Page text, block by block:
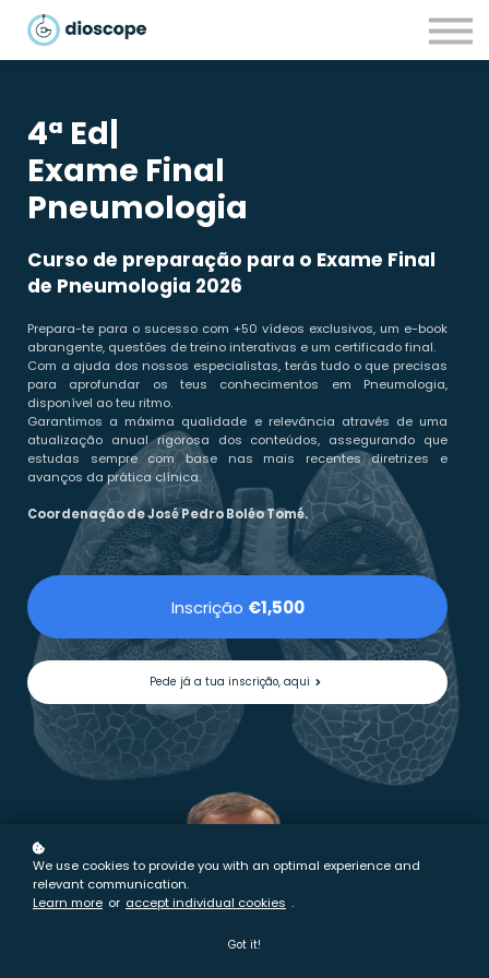
Parcerias
4ª E|
Exame Final
Pneumologia
Curso de preparação para o Exame Final
de Pneumologia 2026
Prepara-te para o sucesso com +50 vídeos exclusivos, um e-book
abrangente, questões de treino interativas e um certificado final.
Com a ajuda dos nossos especialistas, terás tudo o que precisas
para aprofundar os teus conhecimentos em Pneumologia,
disponível ao teu ritmo.
Garantimos a máxima qualidade e relevância através de uma
atualização anual rigorosa dos conteúdos, assegurando que
estudas sempre com base nas mais recentes diretrizes e
avanços da prática clínica.
Coordenação de José Pedro Boléo Tomé.
Inscrição €1,500
Pede já a tua inscrição, aqui
We use cookies to provide you with an optimal experience and
relevant communication.
Learn more or accept individual cookies .
Got it!